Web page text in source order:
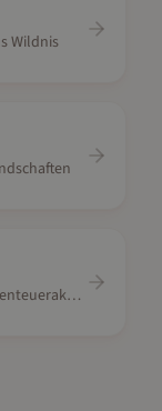
Wildnis
Atemberaubende Natur und Abenteueraktivitäten